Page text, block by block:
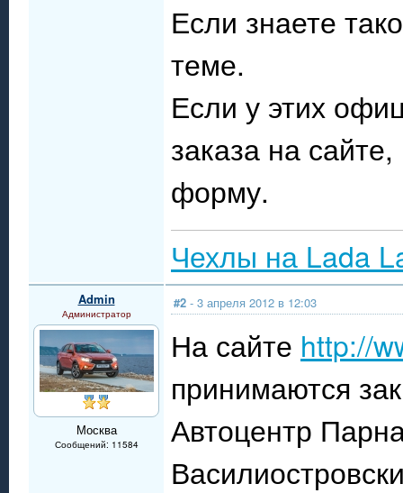
Если знаете
теме.
Если у этих
заказа на
форму.
Чехлы на Lada
Admin
Администратор
Москва
Сообщений: 11584
#2 - 3 апреля 2012 в 12:03
На сайте http://
принимаются
Автоцентр